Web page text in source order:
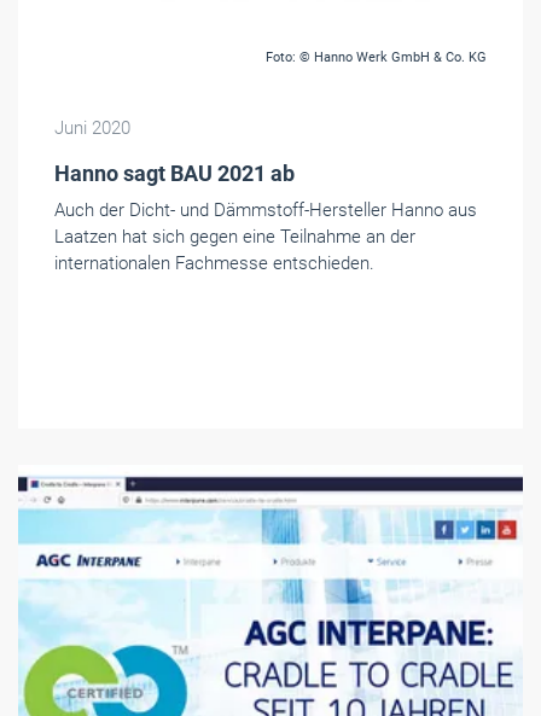
Foto: © Hanno Werk GmbH & Co. KG
Juni 2020
Hanno sagt BAU 2021 ab
Auch der Dicht- und Dämmstoff-Hersteller Hanno aus
Laatzen hat sich gegen eine Teilnahme an der
internationalen Fachmesse entschieden.